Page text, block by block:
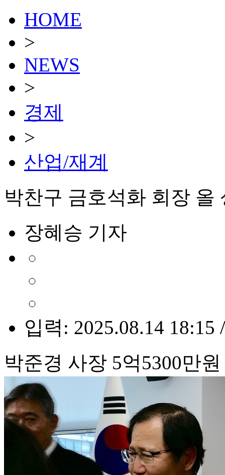
HOME
>
NEWS
>
경제
>
산업/재계
박찬구 금호석화 회장 올
장혜승 기자
입력: 2025.08.14 18:15
박준경 사장 5억5300만